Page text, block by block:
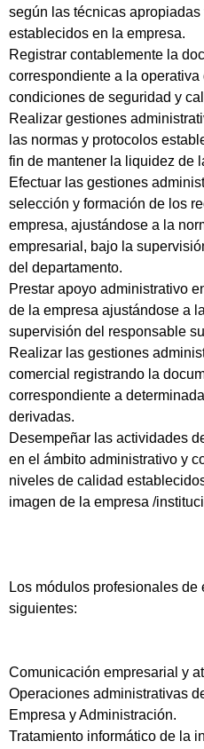
según las técnicas
establecidos en la empresa.
Registrar contablemente la
correspondiente a la operativa
condiciones de seguridad y
Realizar gestiones
las normas y protocolos
fin de mantener la liquidez de
Efectuar las gestiones
selección y formación de los
empresa, ajustándose a la
empresarial, bajo la
del departamento.
Prestar apoyo administrativo
de la empresa ajustándose a
supervisión del responsable
Realizar las gestiones
comercial registrando la
correspondiente a
derivadas.
Desempeñar las actividades
en el ámbito administrativo y
niveles de calidad
imagen de la empresa /
Los módulos profesionales
siguientes:
Comunicación empresarial y
Operaciones administrativas
Empresa y Administración.
Tratamiento informático de la